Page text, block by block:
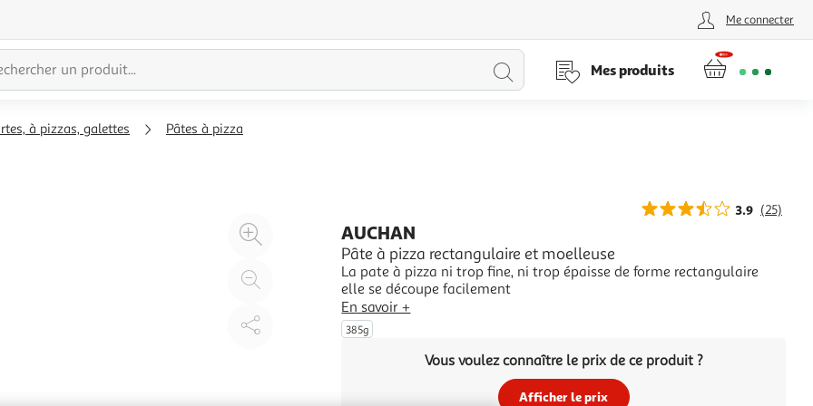
Me connecter
Lancer
Mes produits
à pizzas, galettes Pâtes à pizza
Agrandir
l'illustration
l'illustration
Partager
3.9 (25)
AUCHAN
Pâte à pizza rectangulaire et moelleuse
La pate à pizza ni trop fine, ni trop épaisse de forme rectangulaire
elle se découpe facilement
En savoir +
385g
Vous voulez connaître le prix de ce produit ?
Afficher le prix